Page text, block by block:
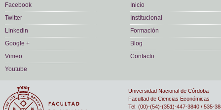
Facebook
Twitter
Linkedin
Google +
Vimeo
Youtube
Inicio
Institucional
Formación
Blog
Contacto
Universidad Nacional de Córdoba
Facultad de Ciencias Económicas
Tel: (00)-(54)-(351)-447-3840 / 535-